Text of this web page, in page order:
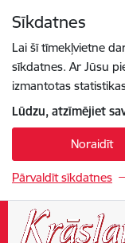
Sīkdatnes
Lai šī tīmekļvietne
sīkdatnes. Ar Jūsu
izmantotas
Lūdzu, atzīmējiet
Noraidīt
Pārvaldīt sīkdatnes